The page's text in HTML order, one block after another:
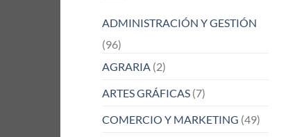
ADMINISTRACIÓN Y GESTIÓN
(96)
AGRARIA (2)
ARTES GRÁFICAS (7)
COMERCIO Y MARKETING (49)